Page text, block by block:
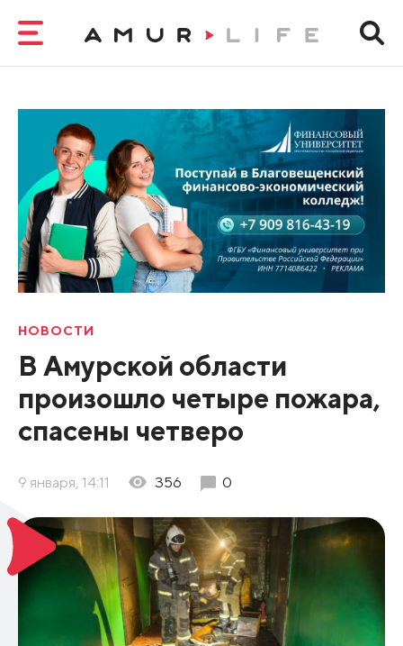
НОВОСТИ
В Амурской области
произошло четыре пожара,
спасены четверо
9 января, 14:11 356 0